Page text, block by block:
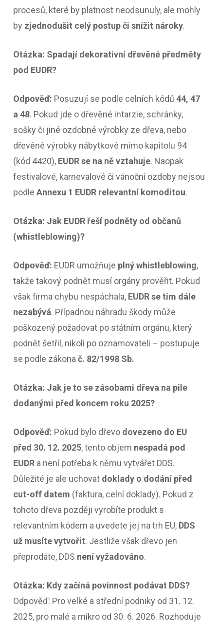
procesů, které by platnost neodsunuly, ale mohly
by zjednodušit celý postup či snížit nároky.
Otázka: Spadají dekorativní dřevěné předměty
pod EUDR?
Odpověď: Posuzují se podle celních kódů 44, 47
a 48. Pokud jde o dřevěné intarzie, schránky,
sošky či jiné ozdobné výrobky ze dřeva, nebo
dřevěné výrobky nábytkové mimo kapitolu 94
(kód 4420), EUDR se na ně vztahuje. Naopak
festivalové, karnevalové či vánoční ozdoby nejsou
podle Annexu 1 EUDR relevantní komoditou.
Otázka: Jak EUDR řeší podněty od občanů
(whistleblowing)?
Odpověď: EUDR umožňuje plný whistleblowing,
takže takový podnět musí orgány prověřit. Pokud
však firma chybu nespáchala, EUDR se tím dále
nezabývá. Případnou náhradu škody může
poškozený požadovat po státním orgánu, který
podnět šetřil, nikoli po oznamovateli – postupuje
se podle zákona č. 82/1998 Sb.
Otázka: Jak je to se zásobami dřeva na pile
dodanými před koncem roku 2025?
Odpověď: Pokud bylo dřevo dovezeno do EU
před 30. 12. 2025, tento objem nespadá pod
EUDRa není potřeba k němu vytvářet DDS.
Důležité je ale uchovat doklady o dodání před
cut-off datem (faktura, celní doklady). Pokud z
tohoto dřeva později vyrobíte produkt s
relevantním kódem a uvedete jej na trh EU, DDS
už musíte vytvořit. Jestliže však dřevo jen
přeprodáte, DDS není vyžadováno.
Otázka: Kdy začíná povinnost podávat DDS?
Odpověď: Pro velké a střední podniky od 31. 12.
2025, pro malé a mikro od 30. 6. 2026. Rozhoduje